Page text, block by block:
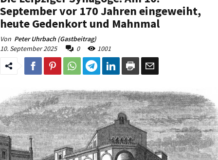
September vor 170 Jahren eingeweiht,
heute Gedenkort und Mahnmal
Von Peter Uhrbach (Gastbeitrag)
10. September 2025
0 1001